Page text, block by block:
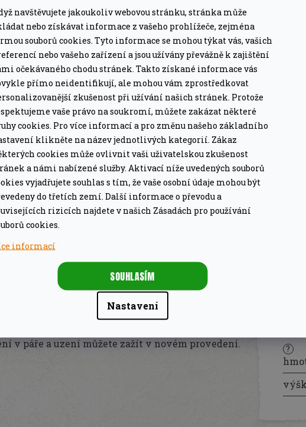
navštěvujete jakoukoliv webovou stránku, stránka může
nebo získávat informace z vašeho prohlížeče, zejména
souborů cookies. Tyto informace se mohou týkat vás, vašich
nebo vašeho zařízení a jsou užívány převážně k zajištění
očekávaného chodu stránek. Takto získané informace vás
přímo neidentifikují, ale mohou vám zprostředkovat
zkušenost při užívání našich stránek. Protože
vaše právo na soukromí, můžete zakázat některé
cookies. Pro více informací a pro změnu našeho základního
klikněte na název jednotlivých kategorií. Zákaz
cookies může ovlivnit vaši uživatelskou zkušenost
a námi nabízené služby. Aktivací níže uvedených souborů
vyjadřujete souhlas s tím, že vaše osobní údaje mohou být
do třetích zemí. Další informace o převodu a
rizicích najdete v našich Zásadách pro používání
cookies.
informací
Nastavení
SOUHLASÍM
pro grily nad 15 tis. Kč.
MÁTE DOPRAVU ZDARMA
Při objednávce nad 2 000 Kč
nákup jako dárek
PROFESIONÁLNÍ PORADENSTVÍ
Poradíme online i osobně na
kotlíku "Dutch Oven" 3,5l, 5,5l, 7,5l, 10,8l a
nad žhnoucí uhlí a získáte plotnu pro litinový
velmi snadno, aniž by se vám jídlo
rošt rozšířit o vložky stejné velikosti i o menší
v páře a uzení můžete zažít v novém provedení. ?